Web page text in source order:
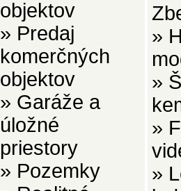
objektov
» Predaj
komerčných
objektov
» Garáže a
úložné
priestory
» Pozemky
»
»
»
»